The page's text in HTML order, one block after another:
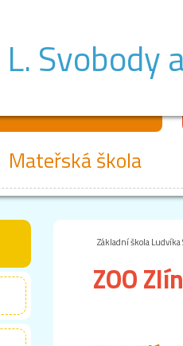
L. Svobody
Mateřská škola
Základní škola Ludvíka
ZOO